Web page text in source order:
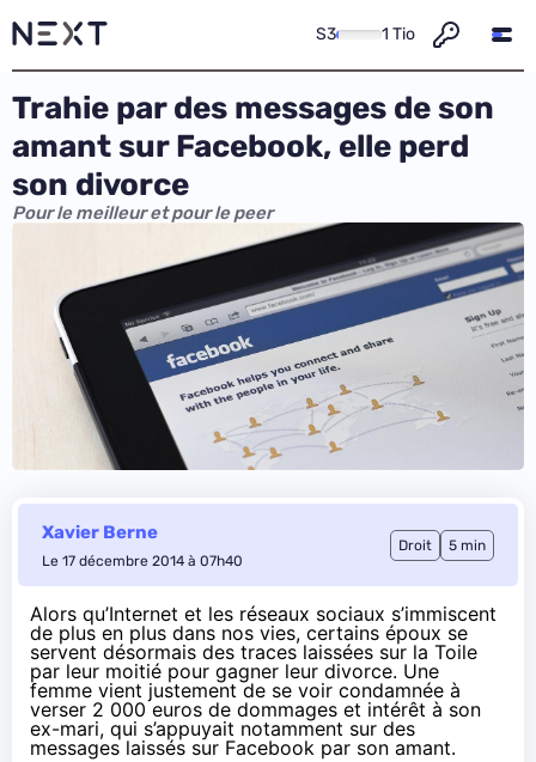
S3 1 Tio
Trahie par des messages de son
amant sur Facebook, elle perd
son divorce
Pour le meilleur et pour le peer
Xavier Berne
Le 17 décembre 2014 à 07h40
Droit 5 min
Alors qu’Internet et les réseaux sociaux s’immiscent
de plus en plus dans nos vies, certains époux se
servent désormais des traces laissées sur la Toile
par leur moitié pour gagner leur divorce. Une
femme vient justement de se voir condamnée à
verser 2 000 euros de dommages et intérêt à son
ex-mari, qui s’appuyait notamment sur des
messages laissés sur Facebook par son amant.